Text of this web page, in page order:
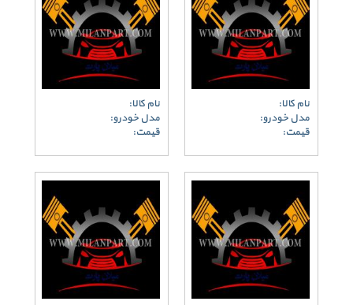
نام کالا:
مدل خودرو:
قیمت:
نام کالا:
مدل خودرو:
قیمت: